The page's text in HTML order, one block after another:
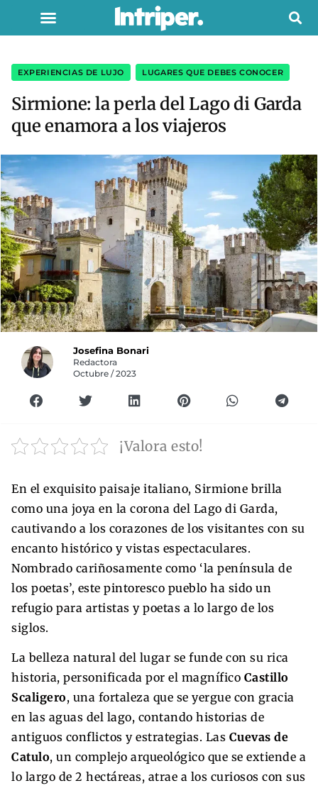
EXPERIENCIAS DE LUJO LUGARES QUE DEBES CONOCER
Sirmione: la perla del Lago di Garda
que enamora a los viajeros
Josefina Bonari
Redactora
Octubre / 2023
¡Valora esto!
En el exquisito paisaje italiano, Sirmione brilla
como una joya en la corona del Lago di Garda,
cautivando a los corazones de los visitantes con su
encanto histórico y vistas espectaculares.
Nombrado cariñosamente como ‘la península de
los poetas’, este pintoresco pueblo ha sido un
refugio para artistas y poetas a lo largo de los
siglos.
La belleza natural del lugar se funde con su rica
historia, personificada por el magnífico Castillo
Scaligero, una fortaleza que se yergue con gracia
en las aguas del lago, contando historias de
antiguos conflictos y estrategias. Las Cuevas de
Catulo, un complejo arqueológico que se extiende a
lo largo de 2 hectáreas, atrae a los curiosos con sus